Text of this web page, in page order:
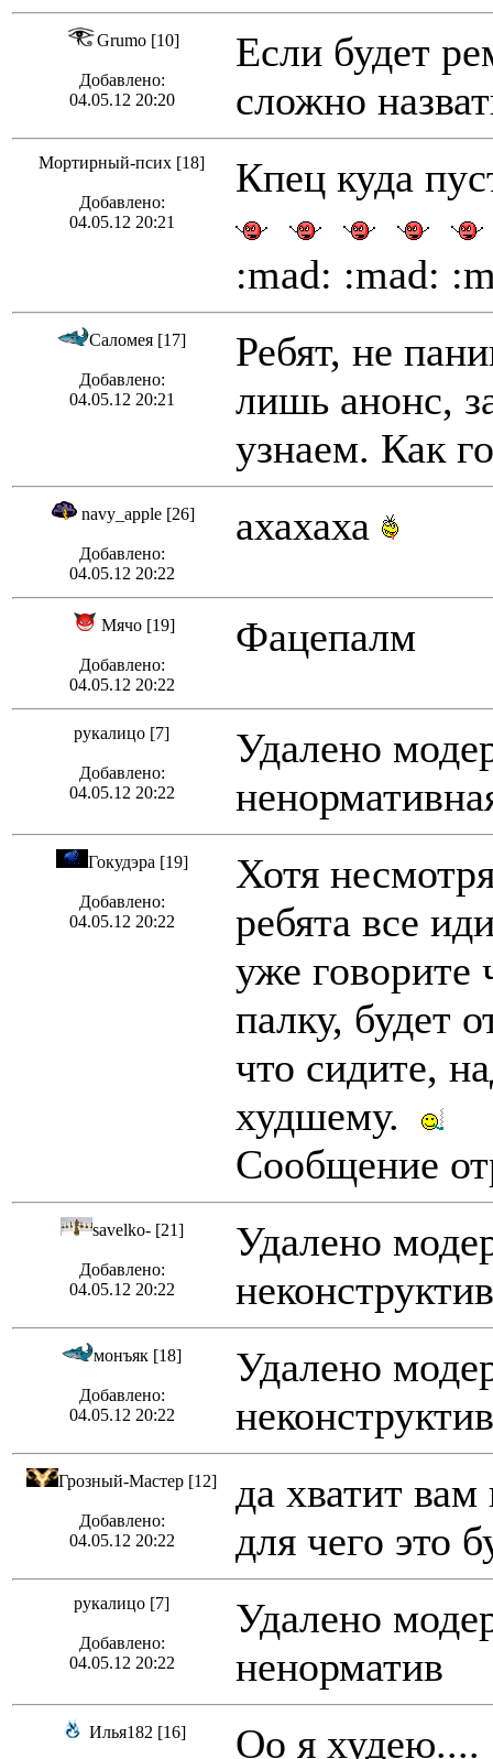
Grumo [10]
Добавлено:
04.05.12 20:20
Если будет
сложно
Мортирный-псих [18]
Добавлено:
04.05.12 20:21
Кпец куда
:mad: :mad:
Саломея [17]
Добавлено:
04.05.12 20:21
Ребят, не
лишь анонс,
узнаем. Как
navy_apple [26]
Добавлено:
04.05.12 20:22
ахахаха
Мячо [19]
Добавлено:
04.05.12 20:22
Фацепалм
рукалицо [7]
Добавлено:
04.05.12 20:22
Удалено
Гокудэра [19]
Добавлено:
04.05.12 20:22
Хотя
ребята все
уже говорите
палку, будет
что сидите,
худшему.
Сообщение
savelko- [21]
Добавлено:
04.05.12 20:22
Удалено
монъяк [18]
Добавлено:
04.05.12 20:22
Удалено
Грозный-Мастер [12]
Добавлено:
04.05.12 20:22
да хватит
для чего это
рукалицо [7]
Добавлено:
04.05.12 20:22
Удалено
ненорматив
Илья182 [16] Оо я худею....